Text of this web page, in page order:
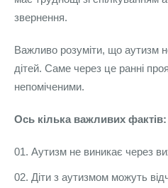
звернення.
Важливо розуміти, що аутизм
дітей. Саме через це ранні
непоміченими.
Ось кілька важливих фактів:
Аутизм не виникає через
Діти з аутизмом можуть